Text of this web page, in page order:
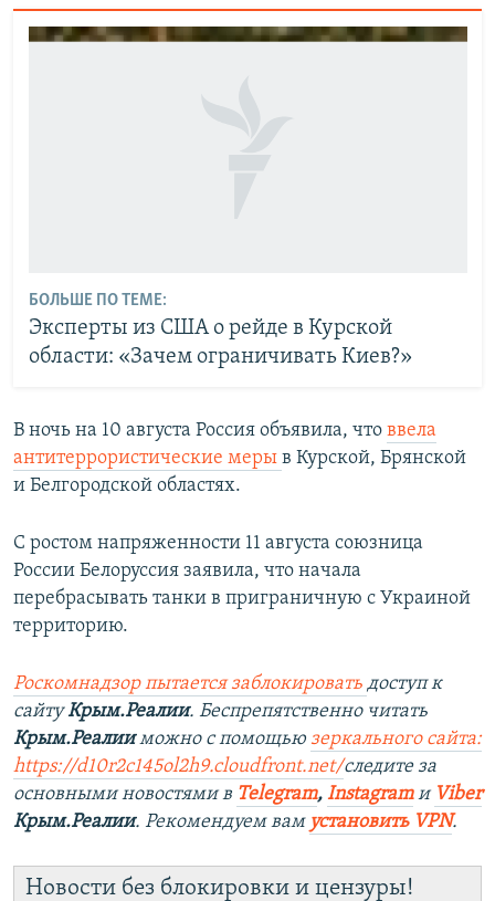
БОЛЬШЕ ПО ТЕМЕ:
Эксперты из США о рейде в Курской
области: «Зачем ограничивать Киев?»
В ночь на 10 августа Россия объявила, что ввела
антитеррористические меры в Курской, Брянской
и Белгородской областях.
С ростом напряженности 11 августа союзница
России Белоруссия заявила, что начала
перебрасывать танки в приграничную с Украиной
территорию.
Роскомнадзор пытается заблокировать доступ к
сайтуКрым.Реалии. Беспрепятственно читать
Крым.Реалииможно с помощью зеркального сайта:
https://d10r2c145ol2h9.cloudfront.net/следите за
основными новостями в Telegram, Instagramи Viber
Крым.Реалии. Рекомендуем вам установить VPN.
Новости без блокировки и цензуры!